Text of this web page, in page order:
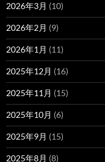
2026年3月 (10)
2026年2月 (9)
2026年1月 (11)
2025年12月 (16)
2025年11月 (15)
2025年10月 (6)
2025年9月 (15)
2025年8月 (8)